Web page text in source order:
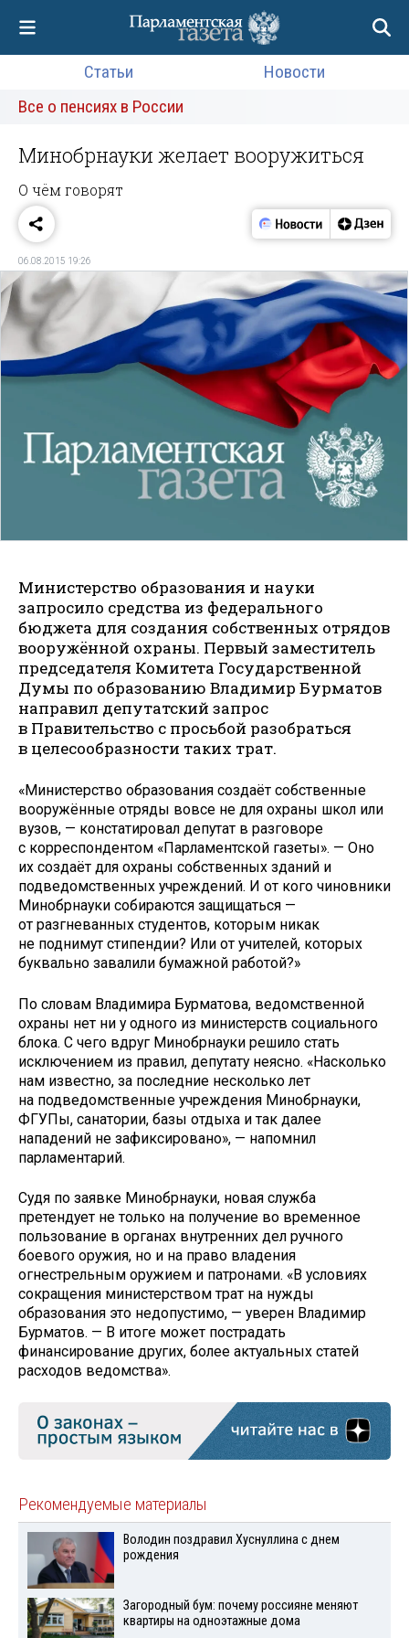
Статьи
Новости
Все о пенсиях в России
Минобрнауки желает вооружиться
О чём говорят
06.08.2015 19:26
Министерство образования и науки
запросило средства из федерального
бюджета для создания собственных отрядов
вооружённой охраны. Первый заместитель
председателя Комитета Государственной
Думы по образованию Владимир Бурматов
направил депутатский запрос
в Правительство с просьбой разобраться
в целесообразности таких трат.
«Министерство образования создаёт собственные
вооружённые отряды вовсе не для охраны школ или
вузов, — констатировал депутат в разговоре
с корреспондентом «Парламентской газеты». — Оно
их создаёт для охраны собственных зданий и
подведомственных учреждений. И от кого чиновники
Мин­обрнауки собираются защищаться —
от разгневанных студентов, которым никак
не поднимут стипендии? Или от учителей, которых
буквально завалили бумажной работой?»
По словам Владимира Бурматова, ведомственной
охраны нет ни у одного из министерств социального
блока. С чего вдруг Мин­обрнауки решило стать
исключением из правил, депутату неясно. «Насколько
нам известно, за последние несколько лет
на подведомственные учреждения Минобрнауки,
ФГУПы, санатории, базы отдыха и так далее
нападений не зафиксировано», — напомнил
парламентарий.
Судя по заявке Минобрнауки, новая служба
претендует не только на получение во временное
пользование в органах внутренних дел ручного
боевого оружия, но и на право владения
огнестрельным оружием и патронами. «В условиях
сокращения министерством трат на нужды
образования это недопустимо, — уверен Владимир
Бурматов. — В итоге может пострадать
финансирование других, более актуальных статей
расходов ведомства».
Рекомендуемые материалы
Володин поздравил Хуснуллина с днем
рождения
Загородный бум: почему россияне меняют
квартиры на одноэтажные дома